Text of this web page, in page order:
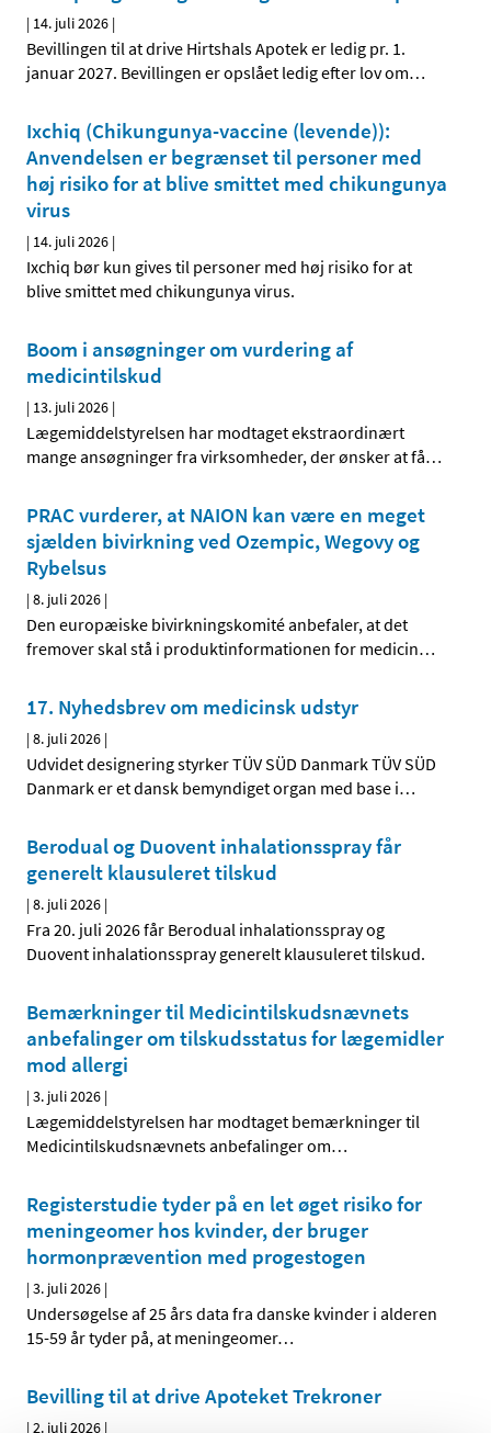
| 14. juli 2026 |
Bevillingen til at drive Hirtshals Apotek er ledig pr. 1.
januar 2027. Bevillingen er opslået ledig efter lov om…
Ixchiq (Chikungunya-vaccine (levende)):
Anvendelsen er begrænset til personer med
høj risiko for at blive smittet med chikungunya
virus
| 14. juli 2026 |
Ixchiq bør kun gives til personer med høj risiko for at
blive smittet med chikungunya virus.
Boom i ansøgninger om vurdering af
medicintilskud
| 13. juli 2026 |
Lægemiddelstyrelsen har modtaget ekstraordinært
mange ansøgninger fra virksomheder, der ønsker at få…
PRAC vurderer, at NAION kan være en meget
sjælden bivirkning ved Ozempic, Wegovy og
Rybelsus
|8. juli 2026 |
Den europæiske bivirkningskomité anbefaler, at det
fremover skal stå i produktinformationen for medicin…
17. Nyhedsbrev om medicinsk udstyr
|8. juli 2026 |
Udvidet designering styrker TÜV SÜD Danmark TÜV SÜD
Danmark er et dansk bemyndiget organ med base i…
Berodual og Duovent inhalationsspray får
generelt klausuleret tilskud
|8. juli 2026 |
Fra 20. juli 2026 får Berodual inhalationsspray og
Duovent inhalationsspray generelt klausuleret tilskud.
Bemærkninger til Medicintilskudsnævnets
anbefalinger om tilskudsstatus for lægemidler
mod allergi
|3. juli 2026 |
Lægemiddelstyrelsen har modtaget bemærkninger til
Medicintilskudsnævnets anbefalinger om…
Registerstudie tyder på en let øget risiko for
meningeomer hos kvinder, der bruger
hormonprævention med progestogen
|3. juli 2026 |
Undersøgelse af 25 års data fra danske kvinder i alderen
15-59 år tyder på, at meningeomer…
Bevilling til at drive Apoteket Trekroner
|2. juli 2026 |